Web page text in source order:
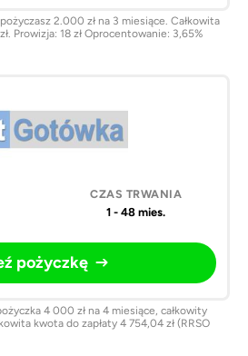
2.000 zł na 3 miesiące. Całkowita
Prowizja: 18 zł Oprocentowanie: 3,65%
1 - 48 mies.
pożyczkę
4 000 zł na 4 miesiące, całkowity
kwota do zapłaty 4 754,04 zł (RRSO